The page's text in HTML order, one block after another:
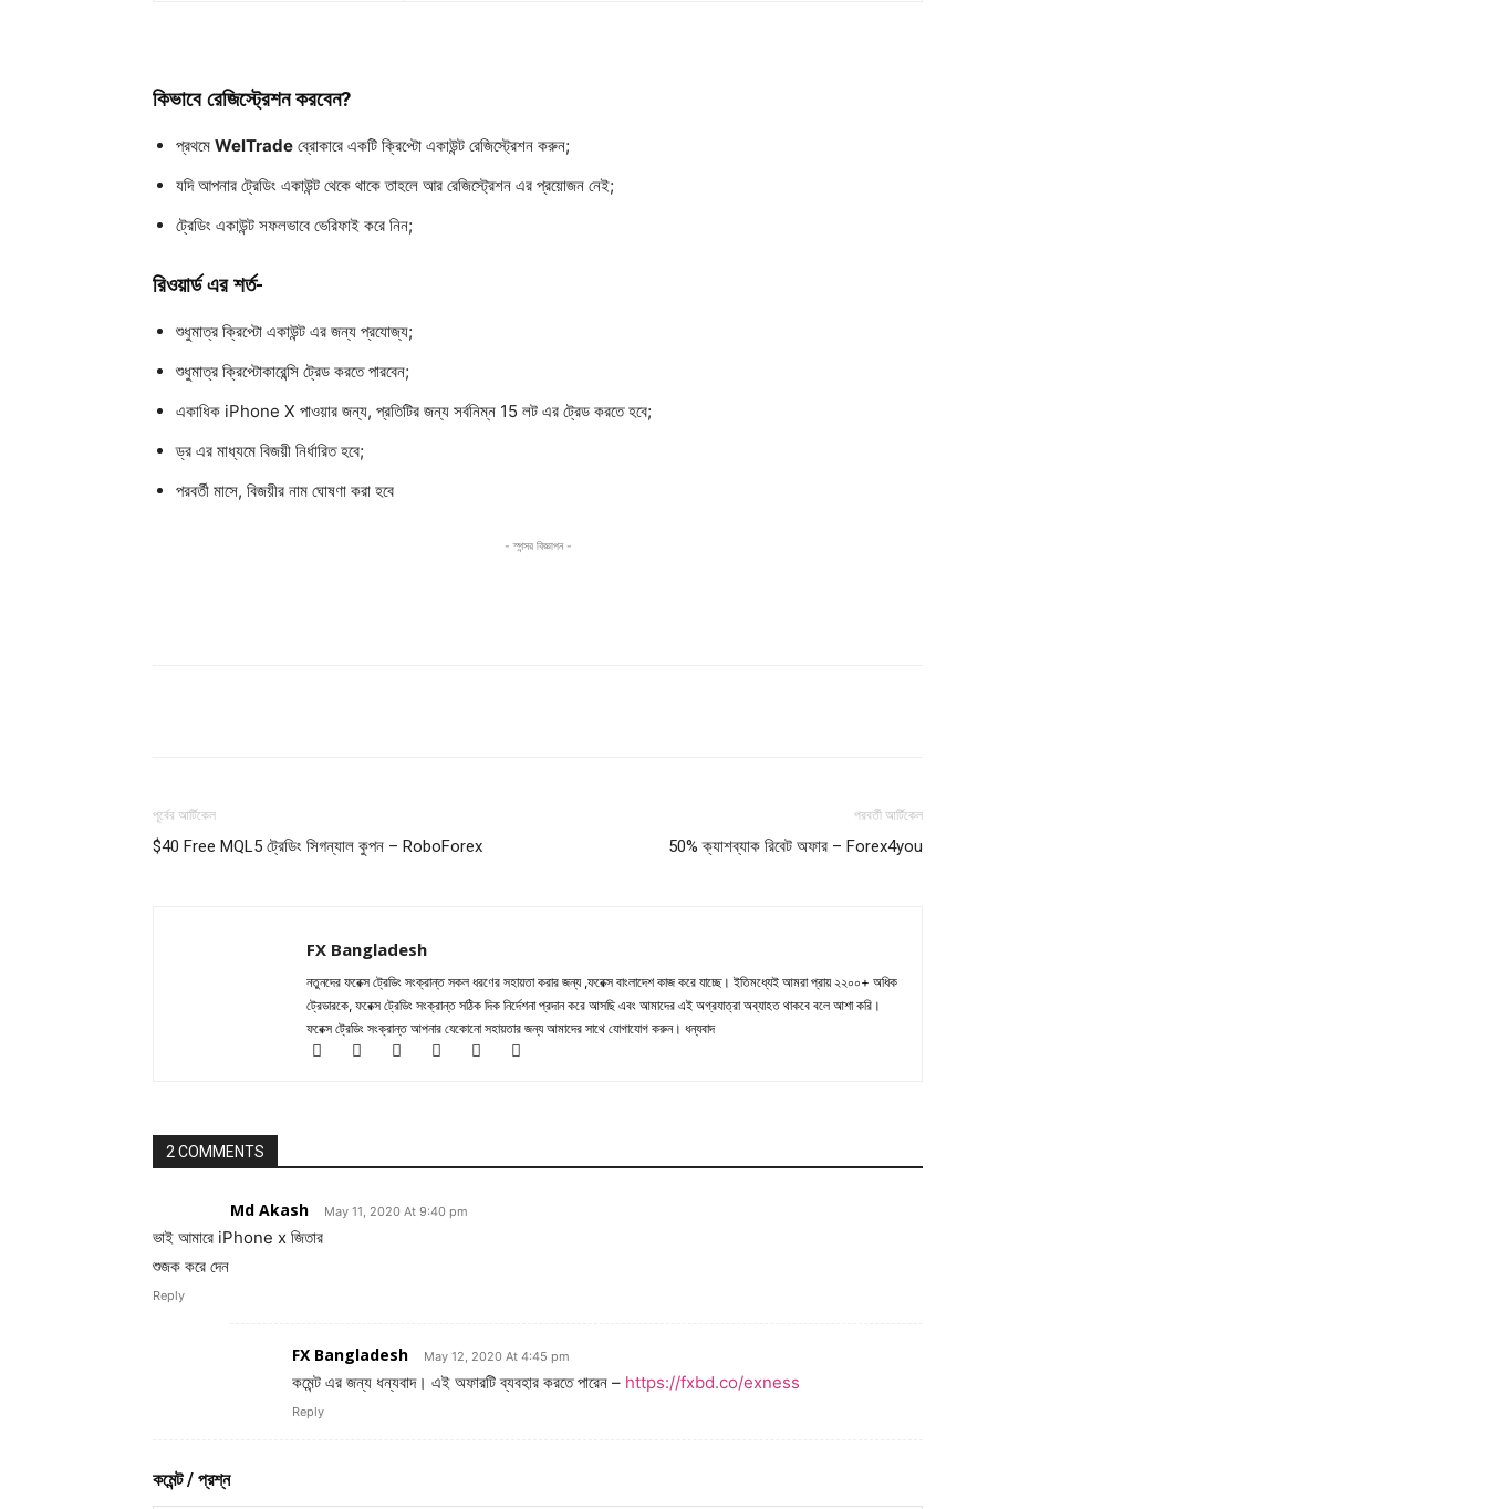
কিভাবে রেজিস্ট্রেশন করবেন?
প্রথমে WelTrade ব্রোকারে একটি ক্রিপ্টো একাউন্ট রেজিস্ট্রেশন করুন;
যদি আপনার ট্রেডিং একাউন্ট থেকে থাকে তাহলে আর রেজিস্ট্রেশন এর প্রয়োজন নেই;
ট্রেডিং একাউন্ট সফলভাবে ভেরিফাই করে নিন;
রিওয়ার্ড এর শর্ত-
শুধুমাত্র ক্রিপ্টো একাউন্ট এর জন্য প্রযোজ্য;
শুধুমাত্র ক্রিপ্টোকারেন্সি ট্রেড করতে পারবেন;
একাধিক iPhone X পাওয়ার জন্য, প্রতিটির জন্য সর্বনিম্ন 15 লট এর ট্রেড করতে হবে;
ড্র এর মাধ্যমে বিজয়ী নির্ধারিত হবে;
পরবর্তী মাসে, বিজয়ীর নাম ঘোষণা করা হবে
- স্পন্সর বিজ্ঞাপন -
পূর্বের আর্টিকেল
$40 Free MQL5 ট্রেডিং সিগন্যাল কুপন – RoboForex
পরবর্তী আর্টিকেল
50% ক্যাশব্যাক রিবেট অফার – Forex4you
FX Bangladesh
নতুনদের ফরেক্স ট্রেডিং সংক্রান্ত সকল ধরণের সহায়তা করার জন্য ,ফরেক্স বাংলাদেশ কাজ করে যাচ্ছে। ইতিমধ্যেই আমরা প্রায় ২২০০+ অধিক
ট্রেডারকে, ফরেক্স ট্রেডিং সংক্রান্ত সঠিক দিক নির্দেশনা প্রদান করে আসছি এবং আমাদের এই অগ্রযাত্রা অব্যাহত থাকবে বলে আশা করি।
ফরেক্স ট্রেডিং সংক্রান্ত আপনার যেকোনো সহায়তার জন্য আমাদের সাথে যোগাযোগ করুন। ধন্যবাদ
2 COMMENTS
Md Akash May 11, 2020 At 9:40 pm
ভাই আমারে iPhone x জিতার
শুজক করে দেন
Reply
FX Bangladesh May 12, 2020 At 4:45 pm
কমেন্ট এর জন্য ধন্যবাদ। এই অফারটি ব্যবহার করতে পারেন – https://fxbd.co/exness
Reply
কমেন্ট / প্রশ্ন